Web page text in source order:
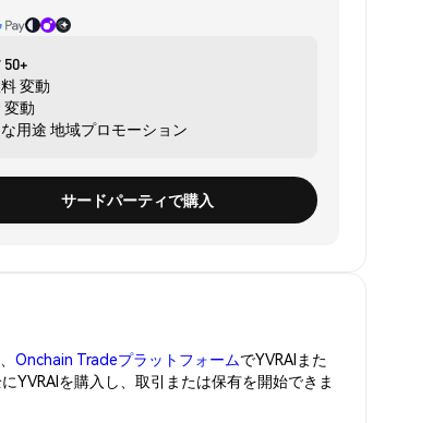
50+
変動
変動
用途 地域プロモーション
サードパーティで購入
Onchain TradeプラットフォームでYVRAIまた
YVRAIを購入し、取引または保有を開始できま